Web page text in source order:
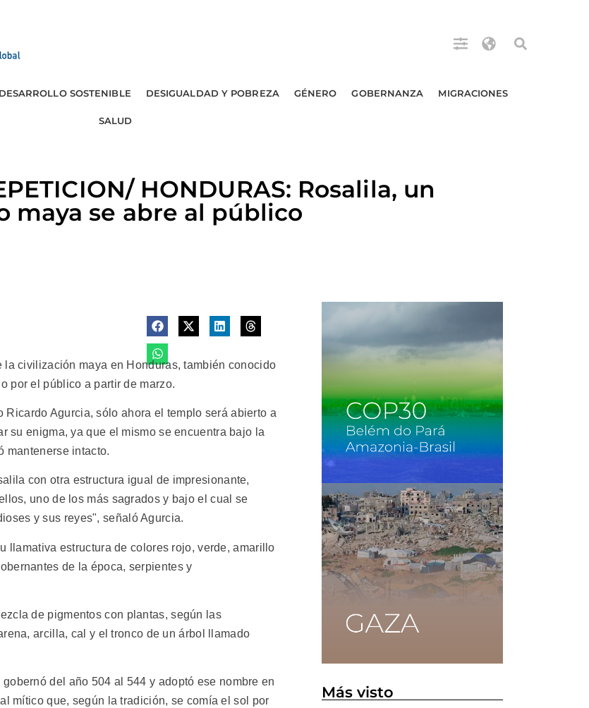
DESARROLLO SOSTENIBLE DESIGUALDAD Y POBREZA GÉNERO GOBERNANZA MIGRACIONES
SALUD
HONDURAS: Rosalila, un
se abre al público
civilización maya en Honduras, también conocido
por el público a partir de marzo.
Agurcia, sólo ahora el templo será abierto a
su enigma, ya que el mismo se encuentra bajo la
mantenerse intacto.
con otra estructura igual de impresionante,
uno de los más sagrados y bajo el cual se
y sus reyes", señaló Agurcia.
llamativa estructura de colores rojo, verde, amarillo
de la época, serpientes y
de pigmentos con plantas, según las
arcilla, cal y el tronco de un árbol llamado
del año 504 al 544 y adoptó ese nombre en
mítico que, según la tradición, se comía el sol por
Más visto